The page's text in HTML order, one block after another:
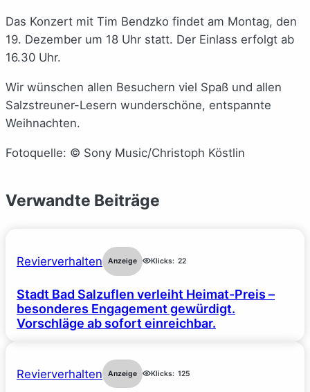
Das Konzert mit Tim Bendzko findet am Montag, den
19. Dezember um 18 Uhr statt. Der Einlass erfolgt ab
16.30 Uhr.
Wir wünschen allen Besuchern viel Spaß und allen
Salzstreuner-Lesern wunderschöne, entspannte
Weihnachten.
Fotoquelle: © Sony Music/Christoph Köstlin
Verwandte Beiträge
Revierverhalten Anzeige Klicks: 22
Stadt Bad Salzuflen verleiht Heimat-Preis –
besonderes Engagement gewürdigt.
Vorschläge ab sofort einreichbar.
Revierverhalten Anzeige Klicks: 125